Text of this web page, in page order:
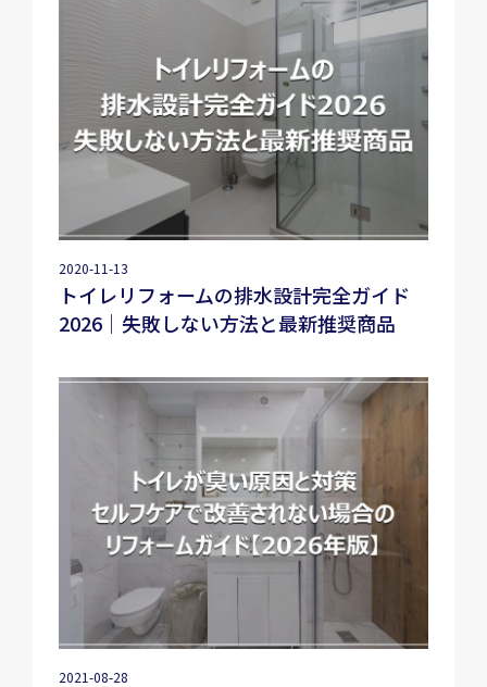
2020-11-13
トイレリフォームの排水設計完全ガイド
2026｜失敗しない方法と最新推奨商品
2021-08-28